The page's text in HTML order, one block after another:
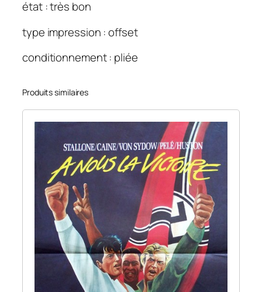
0
état : très bon
type impression : offset
conditionnement : pliée
Produits similaires